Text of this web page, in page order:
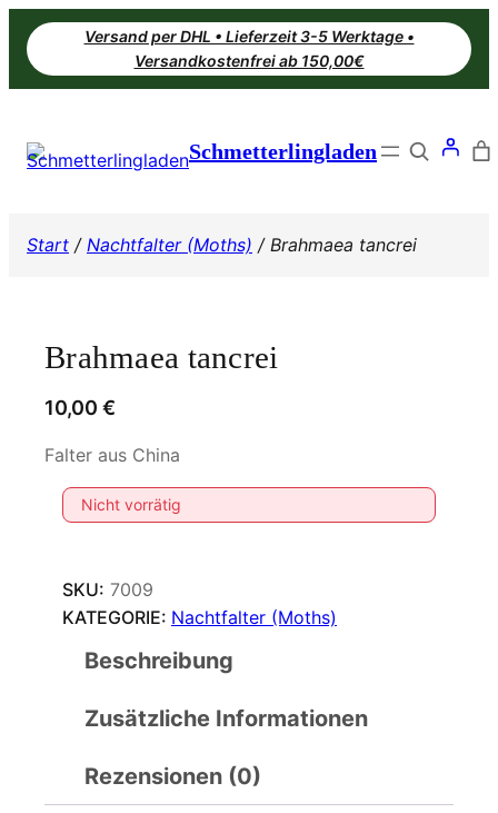
Zum
Inhalt
springen
Versand per DHL • Lieferzeit 3-5 Werktage •
Versandkostenfrei ab 150,00€
Schmetterlingladen Search
Start / Nachtfalter (Moths) / Brahmaea tancrei
Brahmaea tancrei
10,00 €
Falter aus China
Nicht vorrätig
SKU: 7009
KATEGORIE: Nachtfalter (Moths)
Beschreibung
Zusätzliche Informationen
Rezensionen (0)